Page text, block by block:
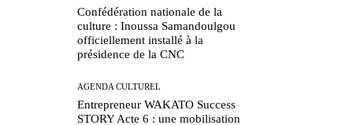
Confédération nationale de la
culture : Inoussa Samandoulgou
officiellement installé à la
présidence de la CNC
AGENDA CULTUREL
Entrepreneur WAKATO Success
STORY Acte 6 : une mobilisation